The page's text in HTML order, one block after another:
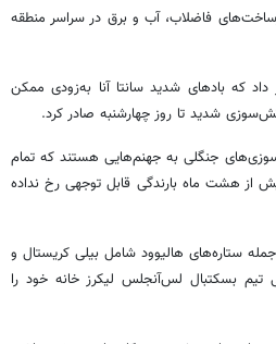
فاضلاب، آب و برق در سراسر منطقه
داد که بادهای شدید سانتاآنا به‌زودی ممکن
شدید تا روز چهارشنبه صادر کرد.
جنگلی به جهنم‌هایی هستند که تمام
از هشت ماه بارندگی قابل توجهی رخ نداده
جمله ستاره‌های هالیوود شامل بیلی کریستال و
تیم بسکتبال لس‌آنجلس لیکرز خانه خود را